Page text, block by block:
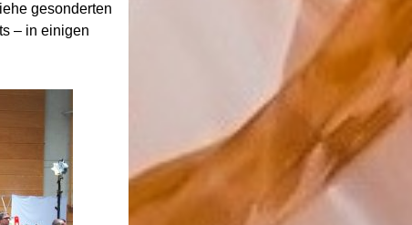
gesonderten
– in einigen